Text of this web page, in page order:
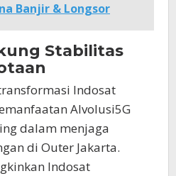
Banjir & Longsor
Stabilitas
Indosat
AIvolusi5G
dalam menjaga
di Outer Jakarta.
Indosat